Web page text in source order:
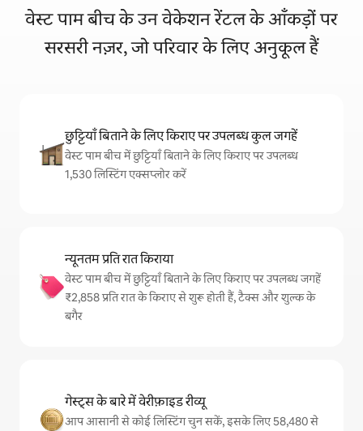
वेस्ट पाम बीच के उन वेकेशन रेंटल के आँकड़ों पर
सरसरी नज़र, जो परिवार के लिए अनुकूल हैं
छुट्टियाँ बिताने के लिए किराए पर उपलब्ध कुल जगहें
वेस्ट पाम बीच में छुट्टियाँ बिताने के लिए किराए पर उपलब्ध
1,530 लिस्टिंग एक्सप्लोर करें
न्यूनतम प्रति रात किराया
वेस्ट पाम बीच में छुट्टियाँ बिताने के लिए किराए पर उपलब्ध जगहें
₹2,858 प्रति रात के किराए से शुरू होती हैं, टैक्स और शुल्क के
बगैर
गेस्ट्स के बारे में वेरीफ़ाइड रीव्यू
आप आसानी से कोई लिस्टिंग चुन सकें, इसके लिए 58,480 से